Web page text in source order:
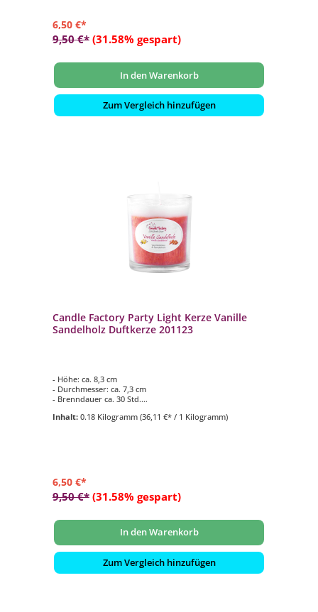
6,50 €*
9,50 €* (31.58% gespart)
In den Warenkorb
Zum Vergleich hinzufügen
Candle Factory Party Light Kerze Vanille
Sandelholz Duftkerze 201123
- Höhe: ca. 8,3 cm
- Durchmesser: ca. 7,3 cm
- Brenndauer ca. 30 Std.
- für den Innen- und Aussenbereich geeignet
Inhalt: 0.18 Kilogramm (36,11 €* / 1 Kilogramm)
6,50 €*
9,50 €* (31.58% gespart)
In den Warenkorb
Zum Vergleich hinzufügen